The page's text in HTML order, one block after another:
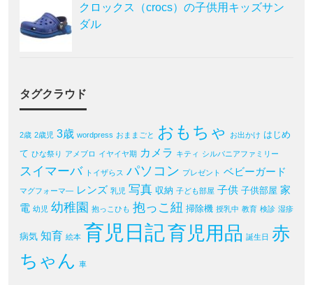
クロックス（crocs）の子供用キッズサン
ダル
タグクラウド
2歳 2歳児 3歳 wordpress おままごと おもちゃ お出かけ はじめ
て ひな祭り アメブロ イヤイヤ期 カメラ キティ シルバニアファミリー
スイマーバ トイザらス パソコン プレゼント ベビーガード
マグフォーマ― レンズ 乳児 写真 収納 子ども部屋 子供 子供部屋 家
電 幼児 幼稚園 抱っこひも 抱っこ紐 掃除機 授乳中 教育 検診 湿疹
病気 知育 絵本 育児日記育児用品 誕生日 赤
ちゃん 車